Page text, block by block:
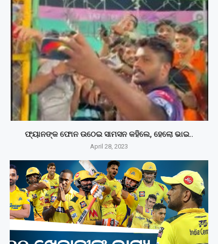
ଫ୍ୟାନଙ୍କ ଫୋନ ଉଠେଇ ସାମସନ କହିଲେ, ହେଲୋ ଭାଇ..
April 28, 2023